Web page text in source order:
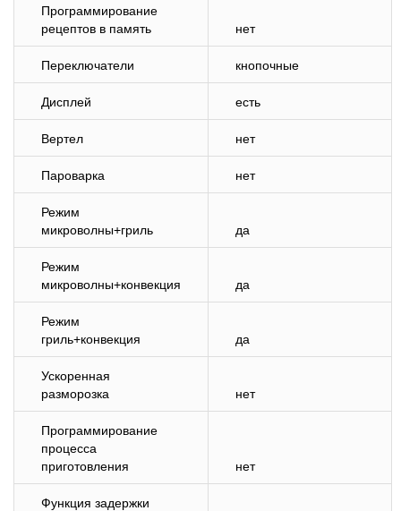
Программирование
рецептов в память
нет
Переключатели кнопочные
Дисплей есть
Вертел нет
Пароварка нет
Режим
микроволны+гриль
да
Режим
микроволны+конвекция
да
Режим
гриль+конвекция
да
Ускоренная
разморозка
нет
Программирование
процесса
приготовления
нет
Функция задержки